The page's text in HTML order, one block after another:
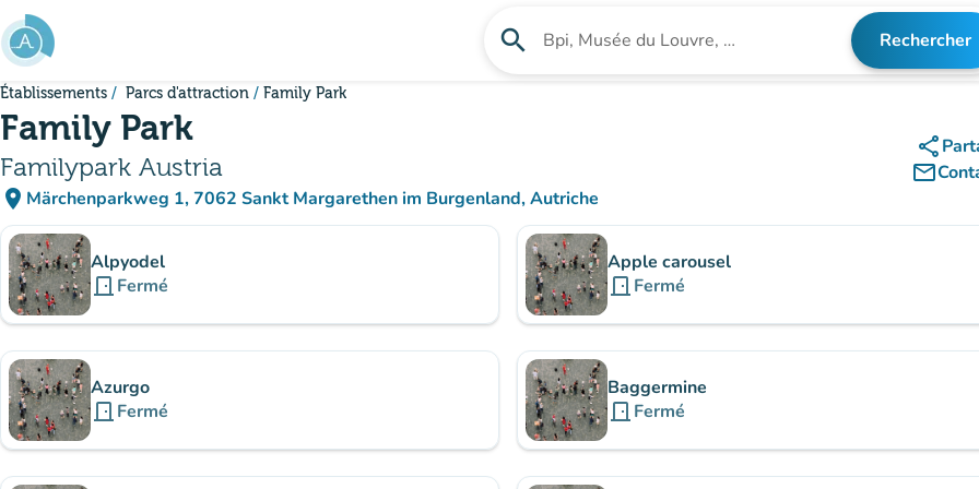
Aller au contenu principal
search Rechercher un établissement Rechercher
Établissements Parcs d'attraction Family Park
Family Park
Familypark Austria
place Märchenparkweg 1, 7062 Sankt Margarethen im Burgenland, Autriche
(ouvrir dans Google Maps)
(nouvel onglet)
share
mail_outline
Sous-sites
Alpyodel
door_front Fermé
Apple carousel
door_front Fermé
Azurgo
door_front Fermé
Baggermine
door_front Fermé